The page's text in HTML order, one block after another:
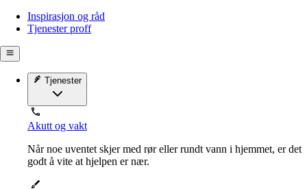
Inspirasjon og råd
Tjenester proff
Tjenester
Akutt og vakt
Når noe uventet skjer med rør eller rundt vann i hjemmet, er det
godt å vite at hjelpen er nær.